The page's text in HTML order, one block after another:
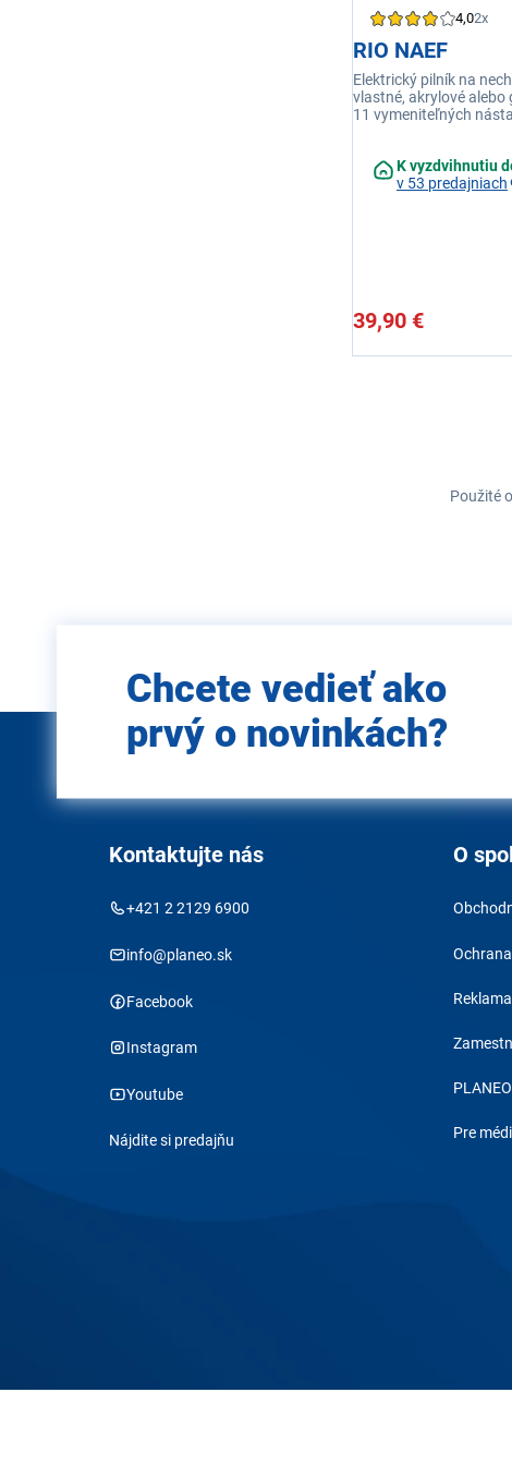
4,02x
RIO NAEF
Elektrický pilník na
vlastné, akrylové alebo
11 vymeniteľných
K vyzdvihnutiu
v 53 predajniach
39,90 €
Použité
e-mail
Chcete vedieť ako
prvý o novinkách?
Kontaktujte nás
+421 2 2129 6900
info@planeo.sk
Facebook
Instagram
Youtube
Nájdite si predajňu
O
Pre